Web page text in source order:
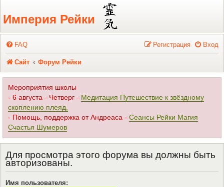
Регистрация
Империя Рейки
FAQ Вход
Регистрация
Сайт Форум Рейки
Мероприятия школы
- 6 августа - Четверг - Медитация Путешествие к звёздному
скоплению плеяд,
- Помощь, поддержка от Андреаса - Сеансы Рейки Магия
Счастья Шумеров
Для просмотра этого форума вы должны быть
авторизованы.
Имя пользователя: